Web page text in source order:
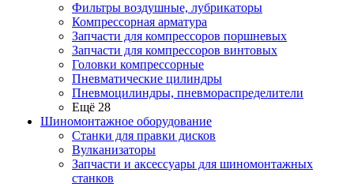
Фильтры воздушные, лубрикаторы
Компрессорная арматура
Запчасти для компрессоров поршневых
Запчасти для компрессоров винтовых
Головки компрессорные
Пневматические цилиндры
Пневмоцилиндры, пневмораспределители
Ещё 28
Шиномонтажное оборудование
Станки для правки дисков
Вулканизаторы
Запчасти и аксессуары для шиномонтажных
станков